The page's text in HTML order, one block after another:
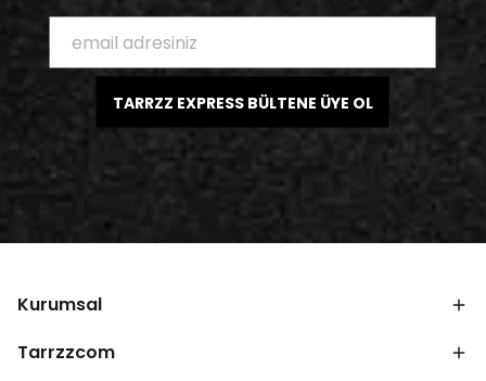
TARRZZ EXPRESS BÜLTENE ÜYE OL
Kurumsal
Tarrzzcom